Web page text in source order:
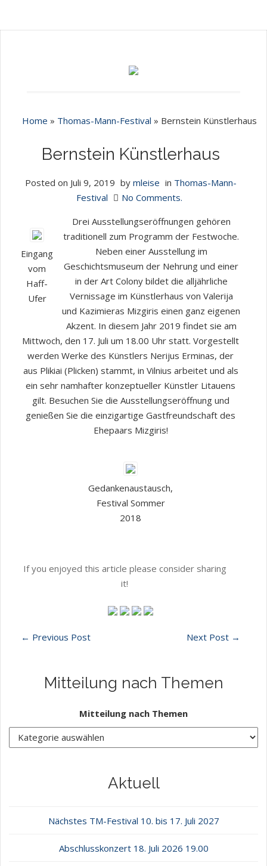
Home » Thomas-Mann-Festival » Bernstein Künstlerhaus
Bernstein Künstlerhaus
Posted on Juli 9, 2019 by mleise in Thomas-Mann-
Festival
No Comments.
Eingang
vom
Haff-
Ufer
Drei Ausstellungseröffnungen gehören
traditionell zum Programm der Festwoche.
Neben einer Ausstellung im
Geschichtsmuseum der Nehrung und einer
in der Art Colony bildet die alljährliche
Vernissage im Künstlerhaus von Valerija
und Kazimieras Mizgiris einen ganz eigenen
Akzent. In diesem Jahr 2019 findet sie am
Mittwoch, den 17. Juli um 18.00 Uhr statt. Vorgestellt
werden Werke des Künstlers Nerijus Erminas, der
aus Plikiai (Plicken) stammt, in Vilnius arbeitet und als
ein sehr namhafter konzeptueller Künstler Litauens
gilt. Besuchen Sie die Ausstellungseröffnung und
genießen Sie die einzigartige Gastfreundschaft des
Ehepaars Mizgiris!
Gedankenaustausch,
Festival Sommer
2018
If you enjoyed this article please consider sharing
it!
← Previous Post Next Post →
Mitteilung nach Themen
Mitteilung nach Themen
Aktuell
Nächstes TM-Festival 10. bis 17. Juli 2027
Abschlusskonzert 18. Juli 2026 19.00